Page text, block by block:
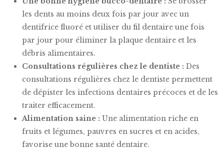
les dents au moins deux fois par jour avec un
dentifrice fluoré et utiliser du fil dentaire une fois
par jour pour éliminer la plaque dentaire et les
débris alimentaires.
Consultations régulières chez le dentiste : Des
consultations régulières chez le dentiste permettent
de dépister les infections dentaires précoces et de les
traiter efficacement.
Alimentation saine : Une alimentation riche en
fruits et légumes, pauvres en sucres et en acides,
favorise une bonne santé dentaire.